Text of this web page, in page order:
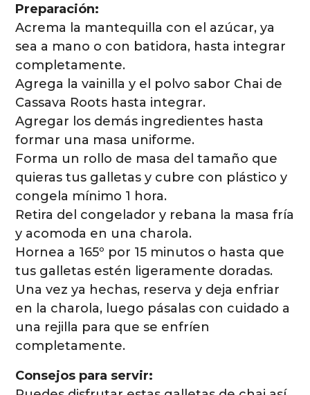
Preparación:
Acrema la mantequilla con el azúcar, ya
sea a mano o con batidora, hasta integrar
completamente.
Agrega la vainilla y el polvo sabor Chai de
Cassava Roots hasta integrar.
Agregar los demás ingredientes hasta
formar una masa uniforme.
Forma un rollo de masa del tamaño que
quieras tus galletas y cubre con plástico y
congela mínimo 1 hora.
Retira del congelador y rebana la masa fría
y acomoda en una charola.
Hornea a 165º por 15 minutos o hasta que
tus galletas estén ligeramente doradas.
Una vez ya hechas, reserva y deja enfriar
en la charola, luego pásalas con cuidado a
una rejilla para que se enfríen
completamente.
Consejos para servir: